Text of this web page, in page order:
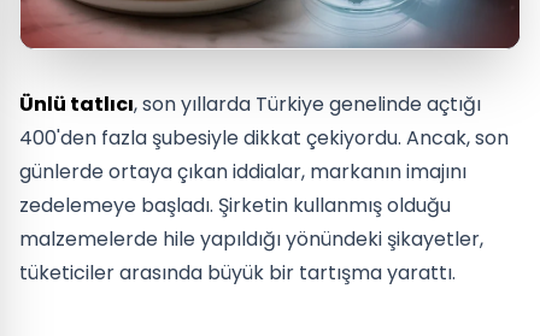
Ünlü tatlıcı, son yıllarda Türkiye genelinde açtığı
400'den fazla şubesiyle dikkat çekiyordu. Ancak, son
günlerde ortaya çıkan iddialar, markanın imajını
zedelemeye başladı. Şirketin kullanmış olduğu
malzemelerde hile yapıldığı yönündeki şikayetler,
tüketiciler arasında büyük bir tartışma yarattı.